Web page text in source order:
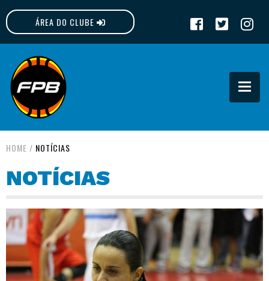
ÁREA DO CLUBE
FPB
HOME / NOTÍCIAS
NOTÍCIAS